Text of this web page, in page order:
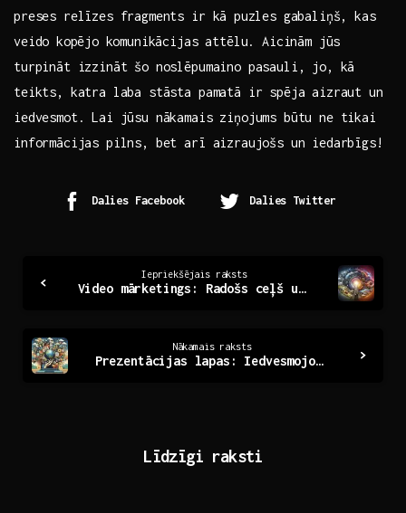
preses relīzes fragments ir kā⁢ puzles gabaliņš, ‍kas
veido⁣ kopējo ⁣komunikācijas attēlu. Aicinām jūs
turpināt izzināt šo noslēpumaino pasauli, jo, kā
teikts, katra‌ laba stāsta pamatā ir spēja aizraut‌ un
‌iedvesmot. Lai jūsu nākamais ziņojums būtu ne tikai
informācijas pilns, bet arī aizraujošs​ un iedarbīgs!
Dalies Facebook Dalies Twitter
Reading
Iepriekšējais raksts
Video mārketings: Radošs ceļš uz zīmola atpazīstamību
Nākamais raksts
Prezentācijas lapas: Iedvesmojoši rīki efektīvai saziņai
Līdzīgi raksti